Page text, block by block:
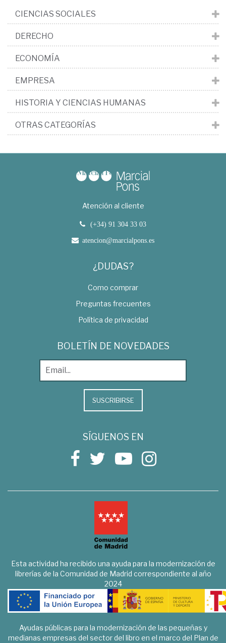
CIENCIAS SOCIALES
DERECHO
ECONOMÍA
EMPRESA
HISTORIA Y CIENCIAS HUMANAS
OTRAS CATEGORÍAS
Atención al cliente
(+34) 91 304 33 03
atencion@marcialpons.es
¿DUDAS?
Como comprar
Preguntas frecuentes
Política de privacidad
BOLETÍN DE NOVEDADES
SUSCRIBIRSE
SÍGUENOS EN
Esta actividad ha recibido una ayuda para la modernización de
librerías de la Comunidad de Madrid correspondiente al año
2024
Ayudas públicas para la modernización de las pequeñas y
medianas empresas del sector del libro en el marco del Plan de